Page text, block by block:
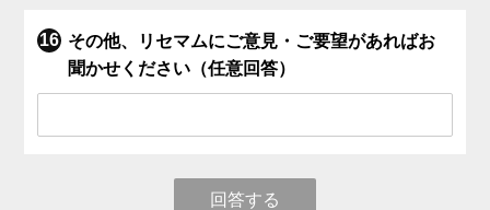
その他、リセマムにご意見・ご要望があればお
聞かせください（任意回答）
回答する